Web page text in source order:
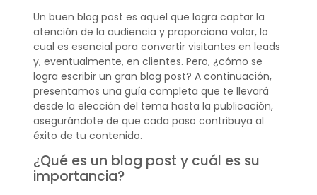
Un buen blog post es aquel que logra captar la
atención de la audiencia y proporciona valor, lo
cual es esencial para convertir visitantes en leads
y, eventualmente, en clientes. Pero, ¿cómo se
logra escribir un gran blog post? A continuación,
presentamos una guía completa que te llevará
desde la elección del tema hasta la publicación,
asegurándote de que cada paso contribuya al
éxito de tu contenido.
¿Qué es un blog post y cuál es su
importancia?